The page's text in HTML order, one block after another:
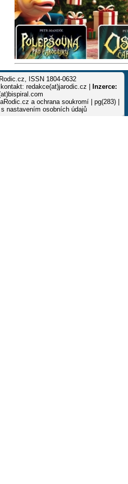
ISSN 1804-0632
redakce(at)jarodic.cz |
Inzerce:
a ochrana soukromí | pg(283) |
nastavením osobních údajů